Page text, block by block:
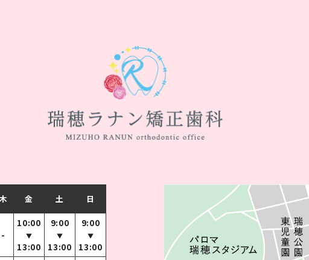
金 土 日
-
10:00
▼
13:00
9:00
▼
13:00
9:00
▼
13:00